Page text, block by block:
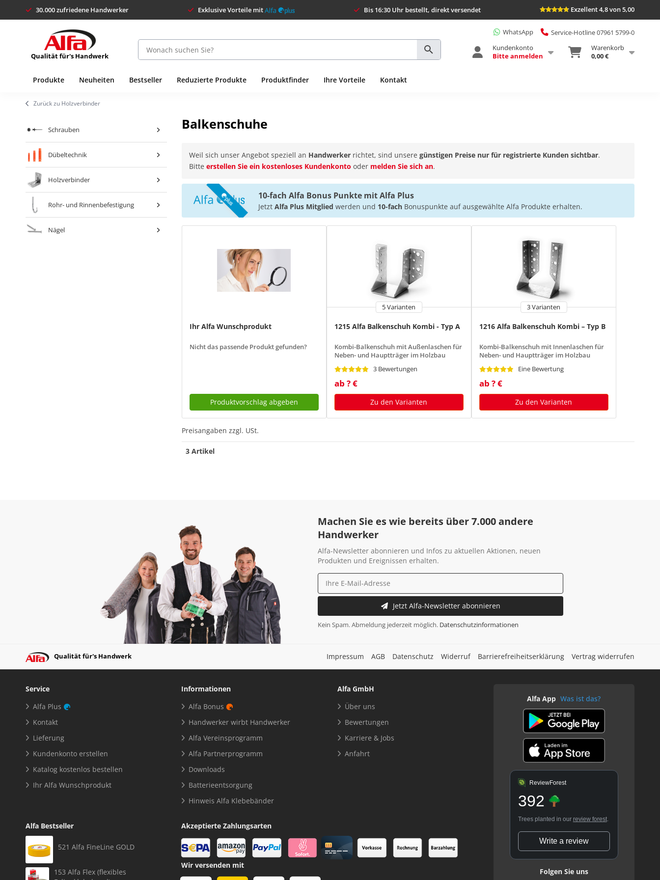
30.000 zufriedene Handwerker Exklusive Vorteile mit Bis 16:30 Uhr bestellt, direkt versendet Exzellent 4,8 von 5,00
Qualität für's Handwerk
WhatsApp
Service-Hotline 07961 5799-0
Kundenkonto
Bitte anmelden
Warenkorb
0,00 €
Produkte Neuheiten Bestseller Reduzierte Produkte Produktfinder Ihre Vorteile Kontakt
Zurück zu Holzverbinder
Schrauben
Dübeltechnik
Holzverbinder
Rohr- und Rinnenbefestigung
Nägel
Balkenschuhe
Weil sich unser Angebot speziell an Handwerkerrichtet, sind unsere günstigen Preise nur für registrierte Kunden sichtbar.
Bitte erstellen Sie ein kostenloses Kundenkonto oder melden Sie sich an.
10-fach Alfa Bonus Punkte mit Alfa Plus
JetztAlfa Plus Mitglied werden und 10-fach Bonuspunkte auf ausgewählte Alfa Produkte erhalten.
Ihr Alfa Wunschprodukt
Nicht das passende Produkt gefunden?
Produktvorschlag abgeben
5 Varianten
1215 Alfa Balkenschuh Kombi - Typ A
Kombi-Balkenschuh mit Außenlaschen für
Neben- und Hauptträger im Holzbau
3 Bewertungen
ab ? €
Zu den Varianten
3 Varianten
1216 Alfa Balkenschuh Kombi – Typ B
Kombi-Balkenschuh mit Innenlaschen für
Neben- und Hauptträger im Holzbau
Eine Bewertung
ab ? €
Zu den Varianten
Preisangaben zzgl. USt.
3 Artikel
Machen Sie es wie bereits über 7.000 andere
Handwerker
Alfa-Newsletter abonnieren und Infos zu aktuellen Aktionen, neuen
Produkten und Ereignissen erhalten.
Jetzt Alfa-Newsletter abonnieren
Kein Spam. Abmeldung jederzeit möglich. Datenschutzinformationen
Qualität für's Handwerk Impressum AGB Datenschutz Widerruf Barrierefreiheitserklärung Vertrag widerrufen
Service
Alfa Plus
Kontakt
Lieferung
Kundenkonto erstellen
Katalog kostenlos bestellen
Ihr Alfa Wunschprodukt
Informationen
Alfa Bonus
Handwerker wirbt Handwerker
Alfa Vereinsprogramm
Alfa Partnerprogramm
Downloads
Batterieentsorgung
Hinweis Alfa Klebebänder
Alfa GmbH
Über uns
Bewertungen
Karriere & Jobs
Anfahrt
Alfa Bestseller
521 Alfa FineLine GOLD
153 Alfa Flex (flexibles
Akzeptierte Zahlungsarten
Wir versenden mit
Alfa App Was ist das?
ReviewForest
392
Trees planted in our review forest.
Write a review
Folgen Sie uns